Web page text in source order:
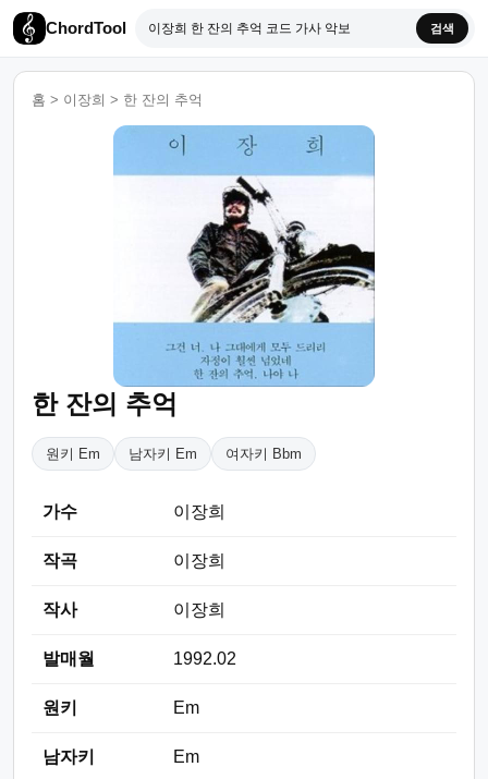
ChordTool 검색
홈 > 이장희 > 한 잔의 추억
한 잔의 추억
원키 Em 남자키 Em 여자키 Bbm
가수 이장희
작곡 이장희
작사 이장희
발매월 1992.02
원키 Em
남자키 Em